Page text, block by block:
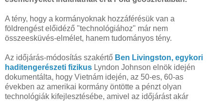
A tény, hogy a kormányoknak hozzáférésük van a
földrengést előidéző "technológiához" már nem
összeesküvés-elmélet, hanem tudományos tény.
Az időjárás-módosítás szakértő Ben Livingston, egykori
haditengerészeti fizikus Lyndon Johnson elnök idején
dokumentálta, hogy Vietnám idején, az 50-es, 60-as
években az amerikai kormány öntötte a pénzt olyan
technológiák kifejlesztésébe, amivel az időjárást akár